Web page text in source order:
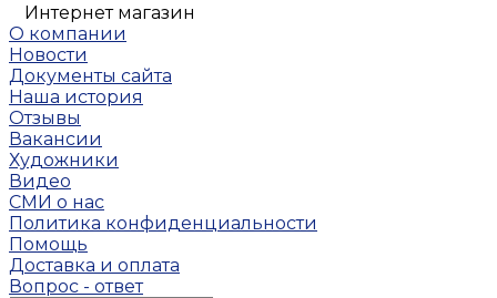
Интернет магазин
О компании
Новости
Документы сайта
Наша история
Отзывы
Вакансии
Художники
Видео
СМИ о нас
Политика конфиденциальности
Помощь
Доставка и оплата
Вопрос - ответ